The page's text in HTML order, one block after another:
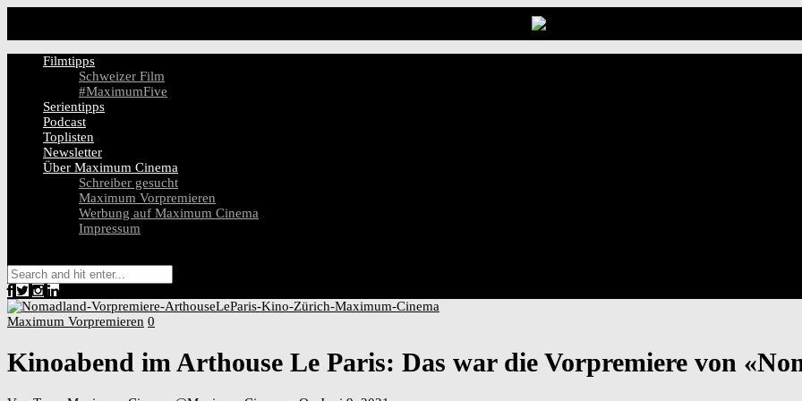
Filmtipps
Schweizer Film
#MaximumFive
Serientipps
Podcast
Toplisten
Newsletter
Über Maximum Cinema
Schreiber gesucht
Maximum Vorpremieren
Werbung auf Maximum Cinema
Impressum
Maximum Vorpremieren 0
Kinoabend im Arthouse Le Paris: Das war die Vorpremiere von